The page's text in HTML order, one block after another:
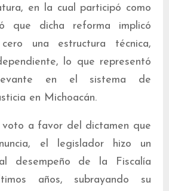
en la cual participó como
que dicha reforma implicó
una estructura técnica,
lo que representó
en el sistema de
en Michoacán.
a favor del dictamen que
el legislador hizo un
desempeño de la Fiscalía
años, subrayando su